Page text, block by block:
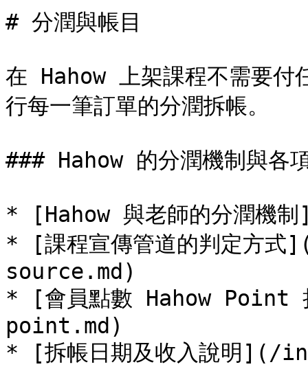
# 分潤與帳目
在 Hahow 上架課程不需要付
行每一筆訂單的分潤拆帳。
### Hahow 的分潤機制與各
* [Hahow 與老師的分潤機
* [課程宣傳管道的判定方
source.md)
* [會員點數 Hahow Point
point.md)
* [拆帳日期及收入說明